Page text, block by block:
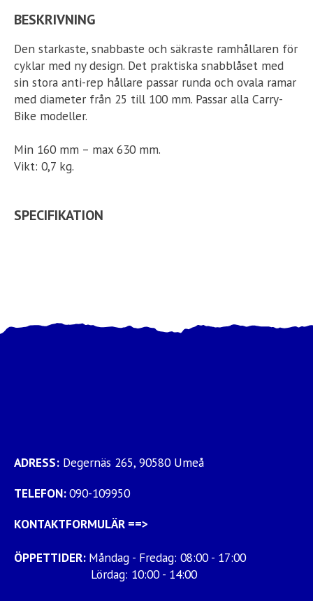
BESKRIVNING
Den starkaste, snabbaste och säkraste ramhållaren för
cyklar med ny design. Det praktiska snabblåset med
sin stora anti-rep hållare passar runda och ovala ramar
med diameter från 25 till 100 mm. Passar alla Carry-
Bike modeller.
Min 160 mm – max 630 mm.
Vikt: 0,7 kg.
SPECIFIKATION
ADRESS: Degernäs 265, 90580 Umeå
TELEFON:090-109950
KONTAKTFORMULÄR ==>
ÖPPETTIDER: Måndag - Fredag: 08:00 - 17:00
Lördag: 10:00 - 14:00